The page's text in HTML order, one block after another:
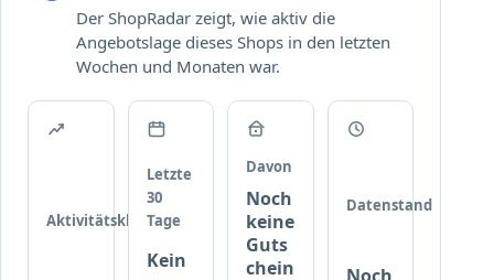
h
!
r
.
T
Y
P
r
Der ShopRadar zeigt, wie aktiv die
Angebotslage dieses Shops in den letzten
Wochen und Monaten war.
Aktivitätsklasse
Letzte
30
Tage
Kein
Davon
Noch
keine
Guts
chein
Datenstand